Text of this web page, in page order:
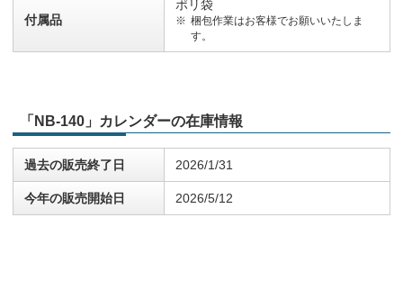
付属品
ポリ袋
梱包作業はお客様でお願いいたしま
す。
「NB-140」カレンダーの在庫情報
過去の販売終了日 2026/1/31
今年の販売開始日 2026/5/12